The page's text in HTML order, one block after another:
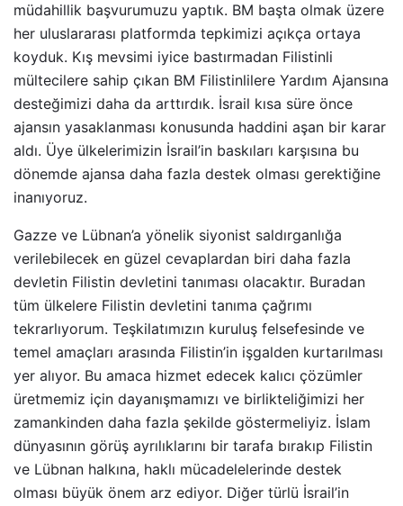
müdahillik başvurumuzu yaptık. BM başta olmak üzere
her uluslararası platformda tepkimizi açıkça ortaya
koyduk. Kış mevsimi iyice bastırmadan Filistinli
mültecilere sahip çıkan BM Filistinlilere Yardım Ajansına
desteğimizi daha da arttırdık. İsrail kısa süre önce
ajansın yasaklanması konusunda haddini aşan bir karar
aldı. Üye ülkelerimizin İsrail’in baskıları karşısına bu
dönemde ajansa daha fazla destek olması gerektiğine
inanıyoruz.
Gazze ve Lübnan’a yönelik siyonist saldırganlığa
verilebilecek en güzel cevaplardan biri daha fazla
devletin Filistin devletini tanıması olacaktır. Buradan
tüm ülkelere Filistin devletini tanıma çağrımı
tekrarlıyorum. Teşkilatımızın kuruluş felsefesinde ve
temel amaçları arasında Filistin’in işgalden kurtarılması
yer alıyor. Bu amaca hizmet edecek kalıcı çözümler
üretmemiz için dayanışmamızı ve birlikteliğimizi her
zamankinden daha fazla şekilde göstermeliyiz. İslam
dünyasının görüş ayrılıklarını bir tarafa bırakıp Filistin
ve Lübnan halkına, haklı mücadelelerinde destek
olması büyük önem arz ediyor. Diğer türlü İsrail’in